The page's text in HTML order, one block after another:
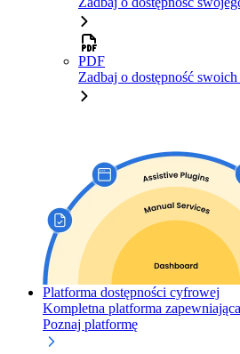
PDF
Zadbaj o dostępność
Platforma dostępności cyfrowej
Kompletna platforma
Poznaj platformę